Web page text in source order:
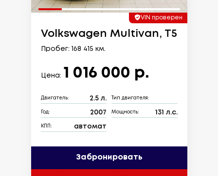
VIN проверен
Volkswagen Multivan, T5
Пробег: 168 415 км.
Цена: 1 016 000 р.
Двигатель: 2.5 л. Тип двигателя:
Год: 2007 Мощность: 131 л.с.
КПП: автомат
Забронировать